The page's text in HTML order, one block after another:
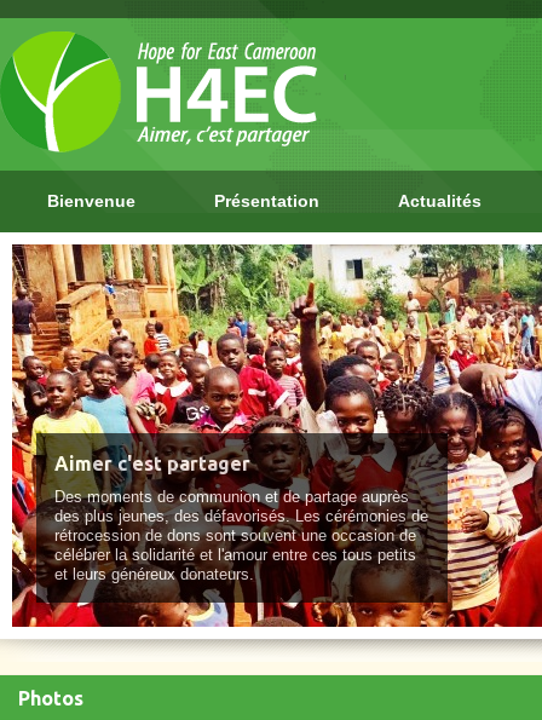
Bienvenue Présentation Actualités
Aimer c'est partager
Des moments de communion et de partage auprès
des plus jeunes, des défavorisés. Les cérémonies de
rétrocession de dons sont souvent une occasion de
célébrer la solidarité et l'amour entre ces tous petits
et leurs généreux donateurs.
Photos